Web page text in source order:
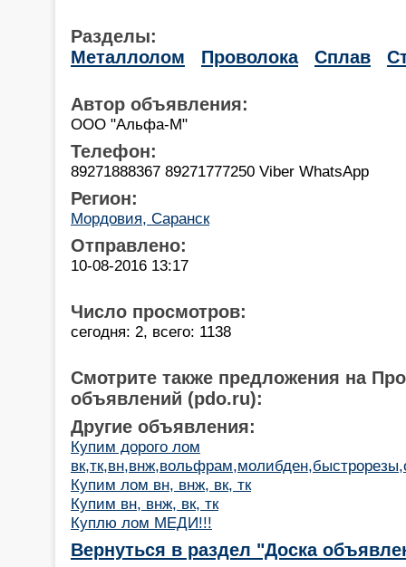
Разделы:
Металлолом
Проволока Сплав
Автор объявления:
ООО "Альфа-М"
Телефон:
89271888367 89271777250 Viber WhatsApp
Регион:
Мордовия, Саранск
Отправлено:
10-08-2016 13:17
Число просмотров:
сегодня: 2, всего: 1138
Смотрите также предложения на
объявлений (pdo.ru):
Другие объявления:
Купим дорого лом
Купим лом вн, внж, вк, тк
Купим вн, внж, вк, тк
Куплю лом МЕДИ!!!
Вернуться в раздел "Доска